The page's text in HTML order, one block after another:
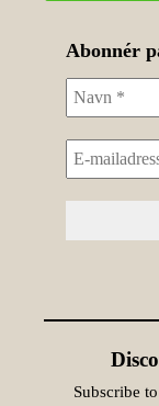
Abonnér
Subscribe